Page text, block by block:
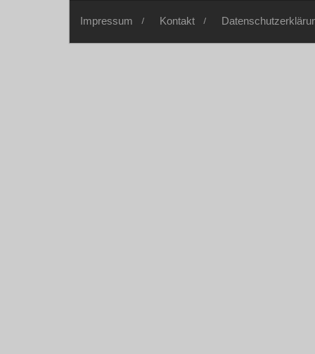
Impressum Kontakt